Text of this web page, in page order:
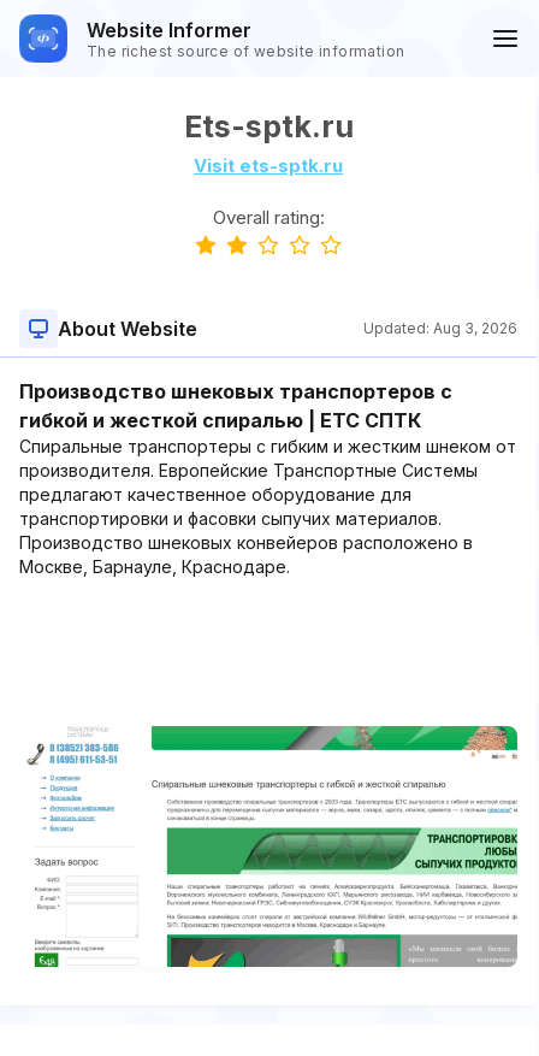
Website Informer
The richest source of website information
Ets-sptk.ru
Visit ets-sptk.ru
Overall rating:
About Website Updated: Aug 3, 2026
Производство шнековых транспортеров с
гибкой и жесткой спиралью | ЕТС СПТК
Спиральные транспортеры с гибким и жестким шнеком от
производителя. Европейские Транспортные Системы
предлагают качественное оборудование для
транспортировки и фасовки сыпучих материалов.
Производство шнековых конвейеров расположено в
Москве, Барнауле, Краснодаре.